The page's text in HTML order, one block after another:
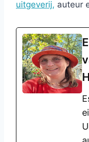
uitgeverij, auteur